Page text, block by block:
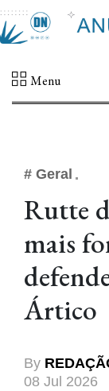
Menu
# Geral
Rutte
mais
Ártico
By
08 Jul 2026